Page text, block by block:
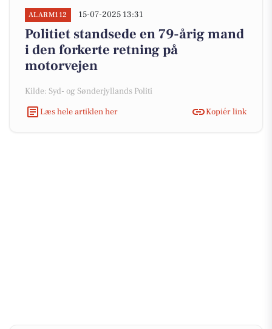
ALARM112 15-07-2025 13:31
Politiet standsede en 79-årig mand
i den forkerte retning på
motorvejen
Kilde: Syd- og Sønderjyllands Politi
Læs hele artiklen her
Kopiér link